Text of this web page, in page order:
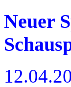
Neuer